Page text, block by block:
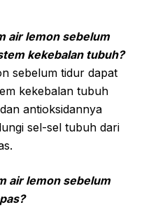
air lemon sebelum
kekebalan tubuh?
sebelum tidur dapat
kekebalan tubuh
antioksidannya
sel-sel tubuh dari
air lemon sebelum